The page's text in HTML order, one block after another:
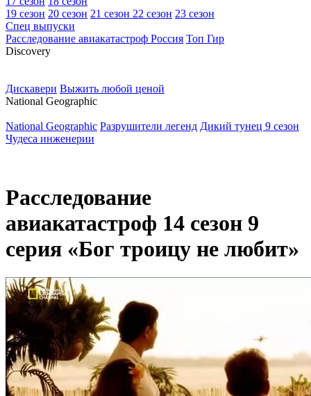
19 сезон 20 сезон 21 сезон 22 сезон 23 сезон
Спец выпуски
Расследование авиакатастроф Россия Топ Гир
Discovery
Дискавери Выжить любой ценой
National Geographic
National Geographic Разрушители легенд Дикий тунец 9 сезон
Чудеса инженерии
Расследование
авиакатастроф 14 сезон 9
серия «Бог троицу не любит»